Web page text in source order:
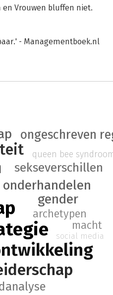
Vrouwen bluffen niet.
- Managementboek.nl
onderhandelen
gender
ongeschreven
sekseverschillen
archetypen
macht
queen bee
social media